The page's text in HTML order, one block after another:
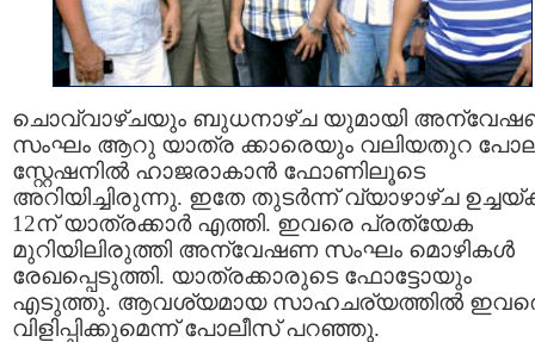
ചൊവ്വാഴ്ചയും ബുധനാഴ്ച യുമായി
സംഘം ആറു യാത്ര ക്കാരെയും വലിയതുറ
സ്റ്റേഷനില്‍ ഹാജരാകാന്‍ ഫോണിലൂടെ
അറിയിച്ചിരുന്നു. ഇതേ തുടര്‍ന്ന് വ്യാഴാഴ്ച
12ന് യാത്രക്കാര്‍ എത്തി. ഇവരെ പ്രത്യേക
മുറിയിലിരുത്തി അന്വേഷണ സംഘം മൊഴികള്‍
രേഖപ്പെടുത്തി. യാത്രക്കാരുടെ ഫോട്ടോയും
എടുത്തു. ആവശ്യമായ സാഹചര്യത്തില്‍
വിളിപ്പിക്കുമെന്ന് പോലീസ് പറഞ്ഞു.